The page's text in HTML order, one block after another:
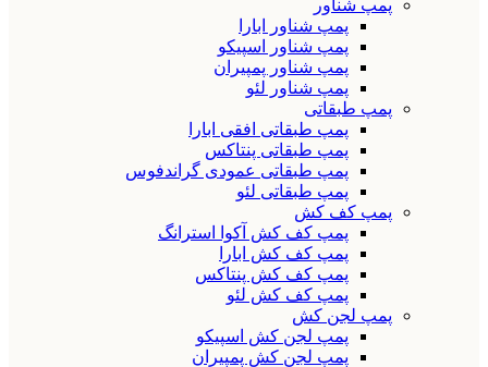
پمپ شناور
پمپ شناور ابارا
پمپ شناور اسپیکو
پمپ شناور پمپیران
پمپ شناور لئو
پمپ طبقاتی
پمپ طبقاتی افقی ابارا
پمپ طبقاتی پنتاکس
پمپ طبقاتی عمودی گراندفوس
پمپ طبقاتی لئو
پمپ کف کش
پمپ کف کش آکوا استرانگ
پمپ کف کش ابارا
پمپ کف کش پنتاکس
پمپ کف کش لئو
پمپ لجن کش
پمپ لجن کش اسپیکو
پمپ لجن کش پمپیران